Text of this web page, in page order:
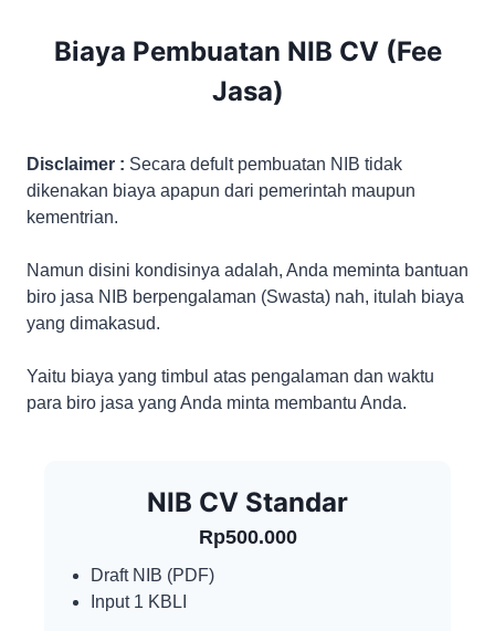
Biaya Pembuatan NIB CV (Fee
Jasa)
Disclaimer : Secara defult pembuatan NIB tidak
dikenakan biaya apapun dari pemerintah maupun
kementrian.
Namun disini kondisinya adalah, Anda meminta bantuan
biro jasa NIB berpengalaman (Swasta) nah, itulah biaya
yang dimakasud.
Yaitu biaya yang timbul atas pengalaman dan waktu
para biro jasa yang Anda minta membantu Anda.
NIB CV Standar
Rp500.000
Draft NIB (PDF)
Input 1 KBLI